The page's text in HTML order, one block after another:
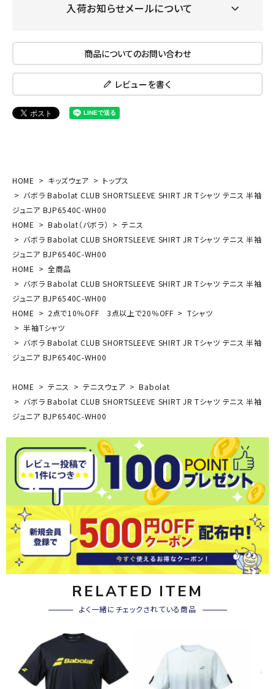
入荷お知らせメールについて
商品についてのお問い合わせ
レビューを書く
HOME キッズウェア
トップス
バボラ Babolat CLUB SHORTSLEEVE SHIRT JR Tシャツ テニス 半袖
ジュニア BJP6540C-WH00
HOME
Babolat（バボラ）
テニス
バボラ Babolat CLUB SHORTSLEEVE SHIRT JR Tシャツ テニス 半袖
ジュニア BJP6540C-WH00
HOME
全商品
バボラ Babolat CLUB SHORTSLEEVE SHIRT JR Tシャツ テニス 半袖
ジュニア BJP6540C-WH00
HOME
2点で10％OFF 3点以上で20％OFF
Tシャツ
半袖Tシャツ
バボラ Babolat CLUB SHORTSLEEVE SHIRT JR Tシャツ テニス 半袖
ジュニア BJP6540C-WH00
HOME テニス テニスウェア
Babolat
バボラ Babolat CLUB SHORTSLEEVE SHIRT JR Tシャツ テニス 半袖
ジュニア BJP6540C-WH00
RELATED ITEM
よく一緒にチェックされている商品